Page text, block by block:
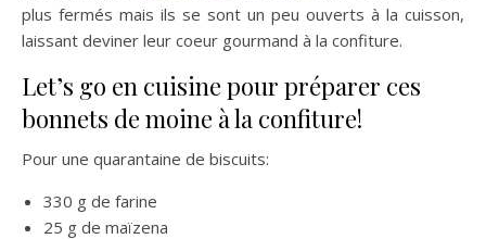
plus fermés mais ils se sont un peu ouverts à la cuisson,
laissant deviner leur coeur gourmand à la confiture.
Let’s go en cuisine pour préparer ces
bonnets de moine à la confiture!
Pour une quarantaine de biscuits:
330 g de farine
25 g de maïzena